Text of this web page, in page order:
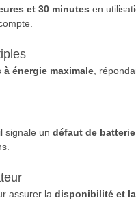
et 30 minutes en
énergie maximale ,
signale un défaut de batterie
assurer la disponibilité et